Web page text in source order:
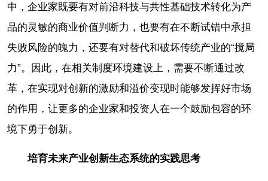
中，企业家既要有对前沿科技与共性基础技术转化为产
品的灵敏的商业价值判断力，也要有在不断试错中承担
失败风险的魄力，还要有对替代和破坏传统产业的“搅局
力”。因此，在相关制度环境建设上，需要不断通过改
革，在实现对创新的激励和溢价变现时能够发挥好市场
的作用，让更多的企业家和投资人在一个鼓励包容的环
境下勇于创新。
培育未来产业创新生态系统的实践思考